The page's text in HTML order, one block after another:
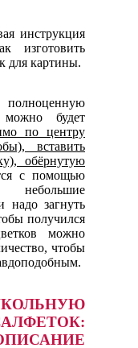
инструкция
изготовить
для картины.
будет
по центру
вставить
обёрнутую
с помощью
небольшие
надо загнуть
получился
можно
чтобы